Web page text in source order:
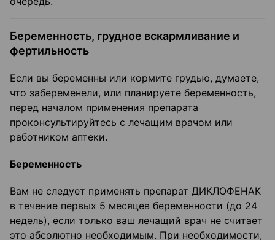
Беременность, грудное вскармливание и
фертильность
Если вы беременны или кормите грудью, думаете,
что забеременели, или планируете беременность,
перед началом применения препарата
проконсультируйтесь с лечащим врачом или
работником аптеки.
Беременность
Вам не следует применять препарат ДИКЛОФЕНАК
в течение первых 5 месяцев беременности (до 24
недель), если только ваш лечащий врач не считает
это абсолютно необходимым. При необходимости,